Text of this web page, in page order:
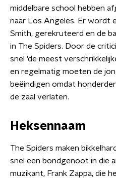
middelbare school hebben
naar Los Angeles. Er wordt
Smith, gerekruteerd en de
in The Spiders. Door de
snel ‘de meest
en regelmatig moeten de
beëindigen omdat
de zaal verlaten.
Heksennaam
The Spiders maken
snel een bondgenoot in die
muzikant, Frank Zappa, die